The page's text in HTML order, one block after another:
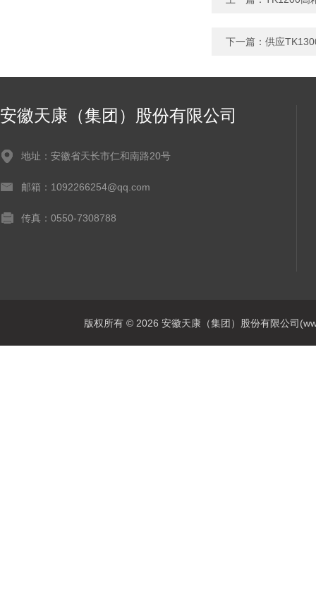
下一篇： 供应
安徽天康（集团）股份有限公司
地址：安徽省天长市仁和南路20号
邮箱：1092266254@qq.com
传真：0550-7308788
版权所有 © 2026 安徽天康（集团）股份有限公司